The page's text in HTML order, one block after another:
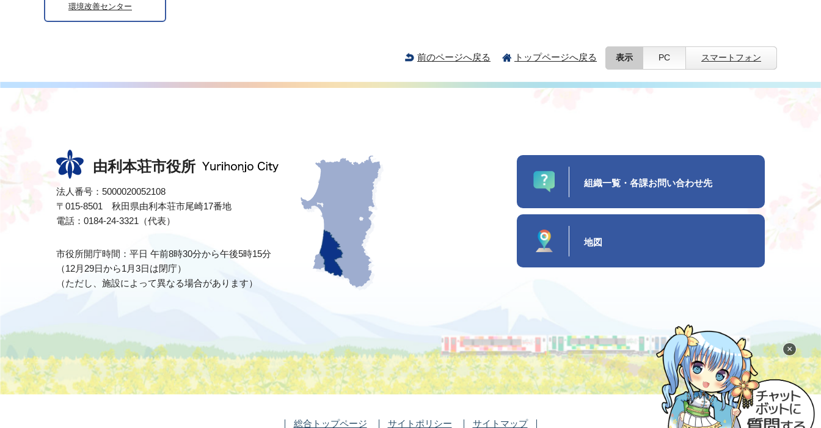
環境改善センター
前のページへ戻る トップページへ戻る 表示 PC スマートフォン
×
由利本荘市役所
法人番号：5000020052108
〒015-8501 秋田県由利本荘市尾崎17番地
電話：0184-24-3321（代表）
市役所開庁時間：平日 午前8時30分から午後5時15分
（12月29日から1月3日は閉庁）
（ただし、施設によって異なる場合があります）
組織一覧・各課お問い合わせ先
地図
総合トップページ サイトポリシー サイトマップ